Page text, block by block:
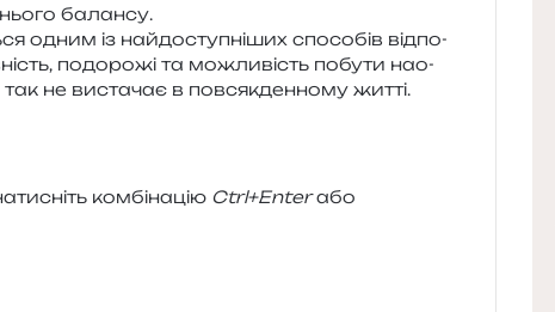
балансу.
одним із най­до­сту­пні­ших спосо­бів від­по­
подо­ро­жі та можли­вість побу­ти нао­
не виста­чає в пов­сяк­ден­но­му житті.
ком­бі­на­цію Ctrl+Enterабо